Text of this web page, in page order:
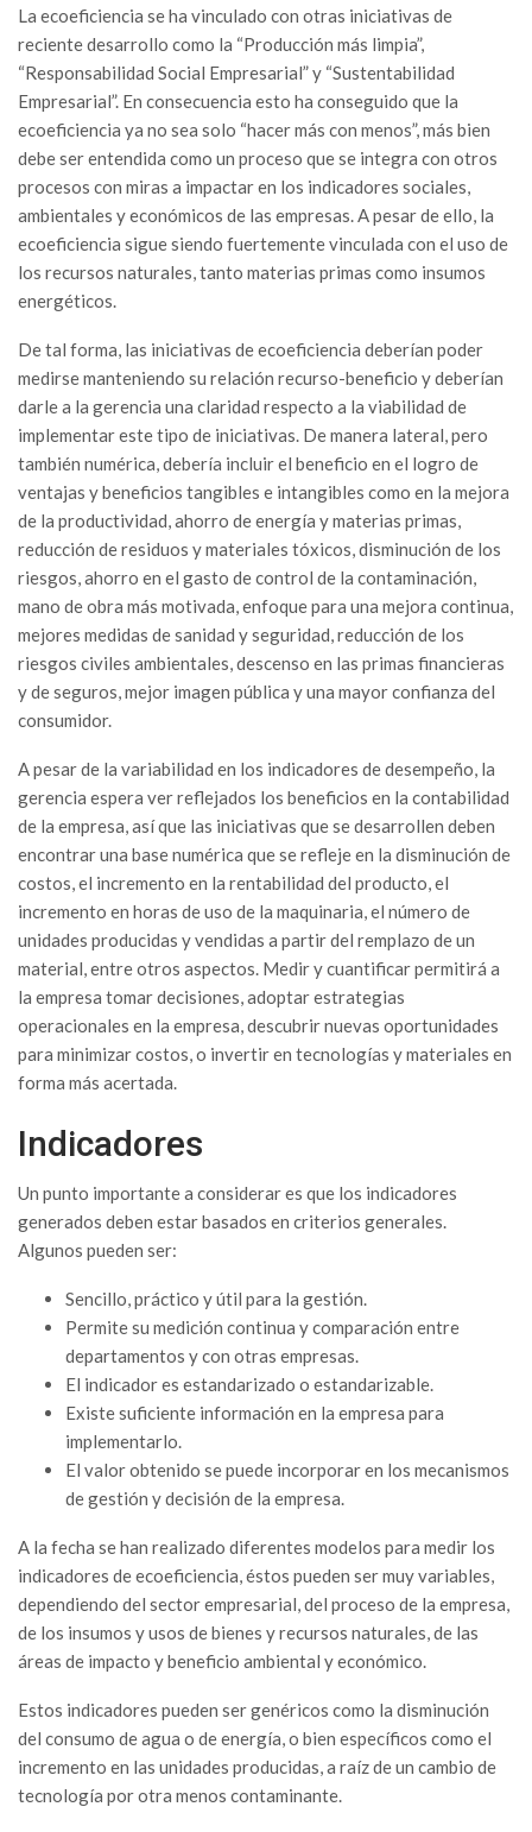
La ecoeficiencia se ha vinculado con otras iniciativas de
reciente desarrollo como la “Producción más limpia”,
“Responsabilidad Social Empresarial” y “Sustentabilidad
Empresarial”. En consecuencia esto ha conseguido que la
ecoeficiencia ya no sea solo “hacer más con menos”, más bien
debe ser entendida como un proceso que se integra con otros
procesos con miras a impactar en los indicadores sociales,
ambientales y económicos de las empresas. A pesar de ello, la
ecoeficiencia sigue siendo fuertemente vinculada con el uso de
los recursos naturales, tanto materias primas como insumos
energéticos.
De tal forma, las iniciativas de ecoeficiencia deberían poder
medirse manteniendo su relación recurso-beneficio y deberían
darle a la gerencia una claridad respecto a la viabilidad de
implementar este tipo de iniciativas. De manera lateral, pero
también numérica, debería incluir el beneficio en el logro de
ventajas y beneficios tangibles e intangibles como en la mejora
de la productividad, ahorro de energía y materias primas,
reducción de residuos y materiales tóxicos, disminución de los
riesgos, ahorro en el gasto de control de la contaminación,
mano de obra más motivada, enfoque para una mejora continua,
mejores medidas de sanidad y seguridad, reducción de los
riesgos civiles ambientales, descenso en las primas financieras
y de seguros, mejor imagen pública y una mayor confianza del
consumidor.
A pesar de la variabilidad en los indicadores de desempeño, la
gerencia espera ver reflejados los beneficios en la contabilidad
de la empresa, así que las iniciativas que se desarrollen deben
encontrar una base numérica que se refleje en la disminución de
costos, el incremento en la rentabilidad del producto, el
incremento en horas de uso de la maquinaria, el número de
unidades producidas y vendidas a partir del remplazo de un
material, entre otros aspectos. Medir y cuantificar permitirá a
la empresa tomar decisiones, adoptar estrategias
operacionales en la empresa, descubrir nuevas oportunidades
para minimizar costos, o invertir en tecnologías y materiales en
forma más acertada.
Indicadores
Un punto importante a considerar es que los indicadores
generados deben estar basados en criterios generales.
Algunos pueden ser:
Sencillo, práctico y útil para la gestión.
Permite su medición continua y comparación entre
departamentos y con otras empresas.
El indicador es estandarizado o estandarizable.
Existe suficiente información en la empresa para
implementarlo.
El valor obtenido se puede incorporar en los mecanismos
de gestión y decisión de la empresa.
A la fecha se han realizado diferentes modelos para medir los
indicadores de ecoeficiencia, éstos pueden ser muy variables,
dependiendo del sector empresarial, del proceso de la empresa,
de los insumos y usos de bienes y recursos naturales, de las
áreas de impacto y beneficio ambiental y económico.
Estos indicadores pueden ser genéricos como la disminución
del consumo de agua o de energía, o bien específicos como el
incremento en las unidades producidas, a raíz de un cambio de
tecnología por otra menos contaminante.